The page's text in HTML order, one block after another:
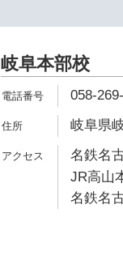
岐阜本部校
058-
岐阜県
名鉄名
JR高山
名鉄名